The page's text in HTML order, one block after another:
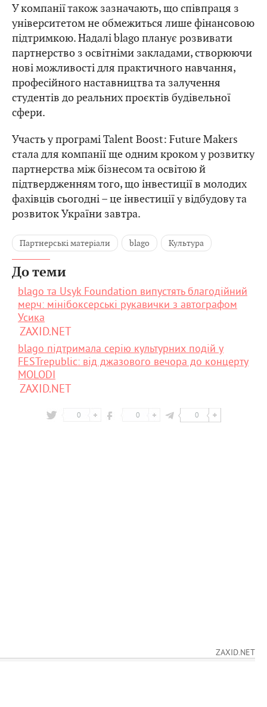
У компанії також зазначають, що співпраця з
університетом не обмежиться лише фінансовою
підтримкою. Надалі blago планує розвивати
партнерство з освітніми закладами, створюючи
нові можливості для практичного навчання,
професійного наставництва та залучення
студентів до реальних проєктів будівельної
сфери.
Участь у програмі Talent Boost: Future Makers
стала для компанії ще одним кроком у розвитку
партнерства між бізнесом та освітою й
підтвердженням того, що інвестиції в молодих
фахівців сьогодні – це інвестиції у відбудову та
розвиток України завтра.
Партнерські матеріали blago Культура
До теми
blago та Usyk Foundation випустять благодійний
мерч: мінібоксерські рукавички з автографом
Усика
ZAXID.NET
blago підтримала серію культурних подій у
FESTrepublic: від джазового вечора до концерту
MOLODI
ZAXID.NET
0 0 0
ZAXID.NET